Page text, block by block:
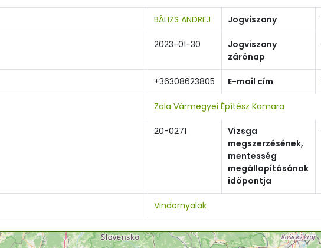
BÁLIZS ANDREJ Jogviszony
2023-01-30
Jogviszony
zárónap
+36308623805 E-mail cím
Zala Vármegyei Építész Kamara
20-0271
Vizsga
megszerzésének,
mentesség
megállapításának
időpontja
Vindornyalak